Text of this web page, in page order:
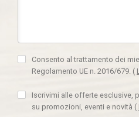
Consento al trattamento dei
Regolamento UE n. 2016/679. (
Iscrivimi alle offerte esclusive,
su promozioni, eventi e novità (